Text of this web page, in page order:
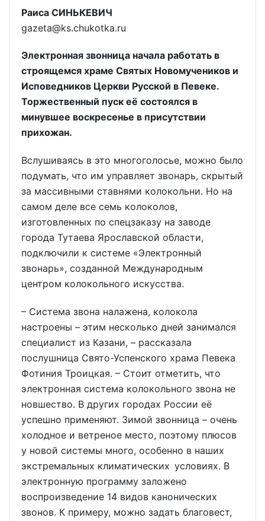
Раиса СИНЬКЕВИЧ
gazeta@ks.chukotka.ru
Электронная звонница начала работать в
строящемся храме Святых Новомучеников и
Исповедников Церкви Русской в Певеке.
Торжественный пуск её состоялся в
минувшее воскресенье в присутствии
прихожан.
Вслушиваясь в это многоголосье, можно было
подумать, что им управляет звонарь, скрытый
за массивными ставнями колокольни. Но на
самом деле все семь колоколов,
изготовленных по спецзаказу на заводе
города Тутаева Ярославской области,
подключили к системе «Электронный
звонарь», созданной Международным
центром колокольного искусства.
– Система звона налажена, колокола
настроены – этим несколько дней занимался
специалист из Казани, – рассказала
послушница Свято-Успенского храма Певека
Фотиния Троицкая. – Стоит отметить, что
электронная система колокольного звона не
новшество. В других городах России её
успешно применяют. Зимой звонница – очень
холодное и ветреное место, поэтому плюсов
у новой системы много, особенно в наших
экстремальных климатических условиях. В
электронную программу заложено
воспроизведение 14 видов канонических
звонов. К примеру, можно задать благовест,